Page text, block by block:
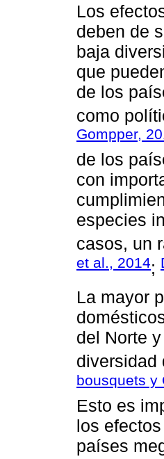
Los
deben de
baja
que
de los
como
Gompper,
de los
con
especies
casos, un
et al., 2014;
La mayor
del Norte
diversidad
bousquets y
Esto es
los
países